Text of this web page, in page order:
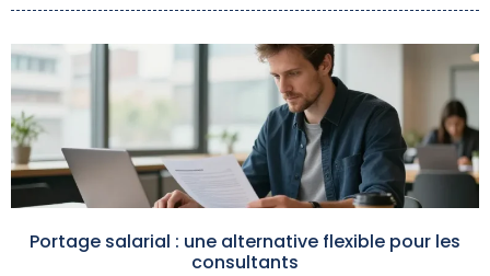
Portage salarial : une alternative flexible pour les
consultants